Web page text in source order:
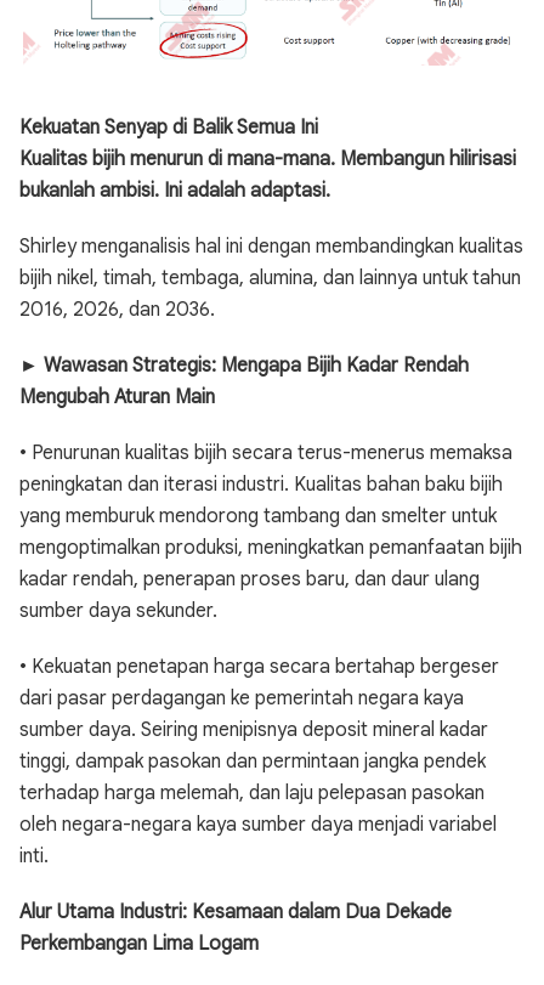
Kekuatan Senyap di Balik Semua Ini
Kualitas bijih menurun di mana-mana. Membangun hilirisasi
bukanlah ambisi. Ini adalah adaptasi.
Shirley menganalisis hal ini dengan membandingkan kualitas
bijih nikel, timah, tembaga, alumina, dan lainnya untuk tahun
2016, 2026, dan 2036.
► Wawasan Strategis: Mengapa Bijih Kadar Rendah
Mengubah Aturan Main
• Penurunan kualitas bijih secara terus-menerus memaksa
peningkatan dan iterasi industri. Kualitas bahan baku bijih
yang memburuk mendorong tambang dan smelter untuk
mengoptimalkan produksi, meningkatkan pemanfaatan bijih
kadar rendah, penerapan proses baru, dan daur ulang
sumber daya sekunder.
• Kekuatan penetapan harga secara bertahap bergeser
dari pasar perdagangan ke pemerintah negara kaya
sumber daya. Seiring menipisnya deposit mineral kadar
tinggi, dampak pasokan dan permintaan jangka pendek
terhadap harga melemah, dan laju pelepasan pasokan
oleh negara-negara kaya sumber daya menjadi variabel
inti.
Alur Utama Industri: Kesamaan dalam Dua Dekade
Perkembangan Lima Logam